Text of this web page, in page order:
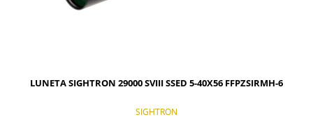
LUNETA SIGHTRON 29000 SVIII SSED 5-40X56 FFPZSIRMH-6
SIGHTRON